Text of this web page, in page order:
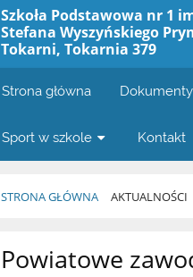
Szkoła Podstawowa nr 1
Stefana Wyszyńskiego
Tokarni, Tokarnia 379
Strona główna
Sport w szkole Kontakt
STRONA GŁÓWNA AKTUALNOŚCI
Aktualności
Powiatowe